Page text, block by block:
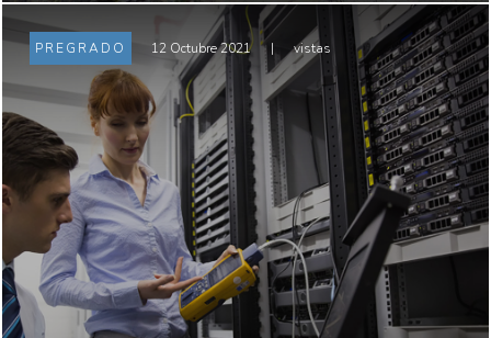
PREGRADO 12 Octubre 2021 | vistas